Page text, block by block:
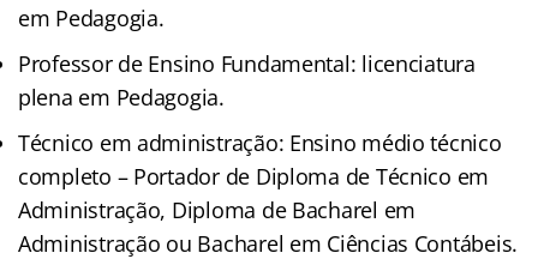
em Pedagogia.
Professor de Ensino Fundamental: licenciatura
plena em Pedagogia.
Técnico em administração: Ensino médio técnico
completo – Portador de Diploma de Técnico em
Administração, Diploma de Bacharel em
Administração ou Bacharel em Ciências Contábeis.